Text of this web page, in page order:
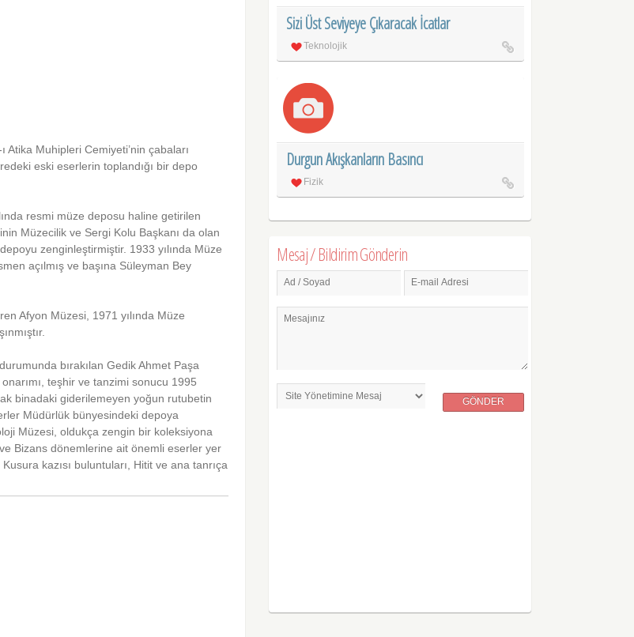
Atika Muhipleri Cemiyeti’nin çabaları
eski eserlerin toplandığı bir depo
resmi müze deposu haline getirilen
Müzecilik ve Sergi Kolu Başkanı da olan
zenginleştirmiştir. 1933 yılında Müze
açılmış ve başına Süleyman Bey
Afyon Müzesi, 1971 yılında Müze
bırakılan Gedik Ahmet Paşa
teşhir ve tanzimi sonucu 1995
binadaki giderilemeyen yoğun rutubetin
Müdürlük bünyesindeki depoya
Müzesi, oldukça zengin bir koleksiyona
Bizans dönemlerine ait önemli eserler yer
kazısı buluntuları, Hitit ve ana tanrıça
Sizi Üst Seviyeye Çıkaracak İcatlar
Teknolojik
Durgun Akışkanların Basıncı
Fizik
Mesaj / Bildirim Gönderin
Ad / Soyad E-mail Adresi
Mesajınız
GÖNDER